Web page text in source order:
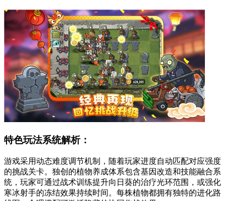
特色玩法系统解析：
游戏采用动态难度调节机制，随着玩家进度自动匹配对应强度
的挑战关卡。独创的植物养成体系包含基因改造和技能融合系
统，玩家可通过战术训练提升向日葵的治疗光环范围，或强化
寒冰射手的冻结效果持续时间。每株植物都拥有独特的进化路